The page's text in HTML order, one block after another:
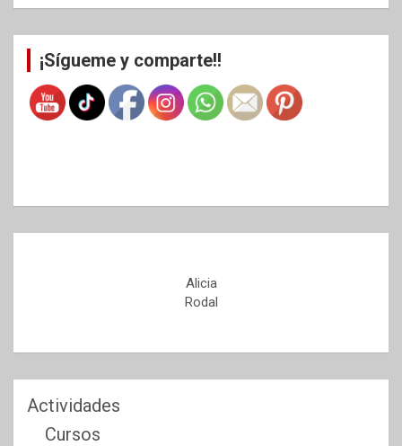
¡Sígueme y comparte!!
Alicia
Rodal
Actividades
Cursos